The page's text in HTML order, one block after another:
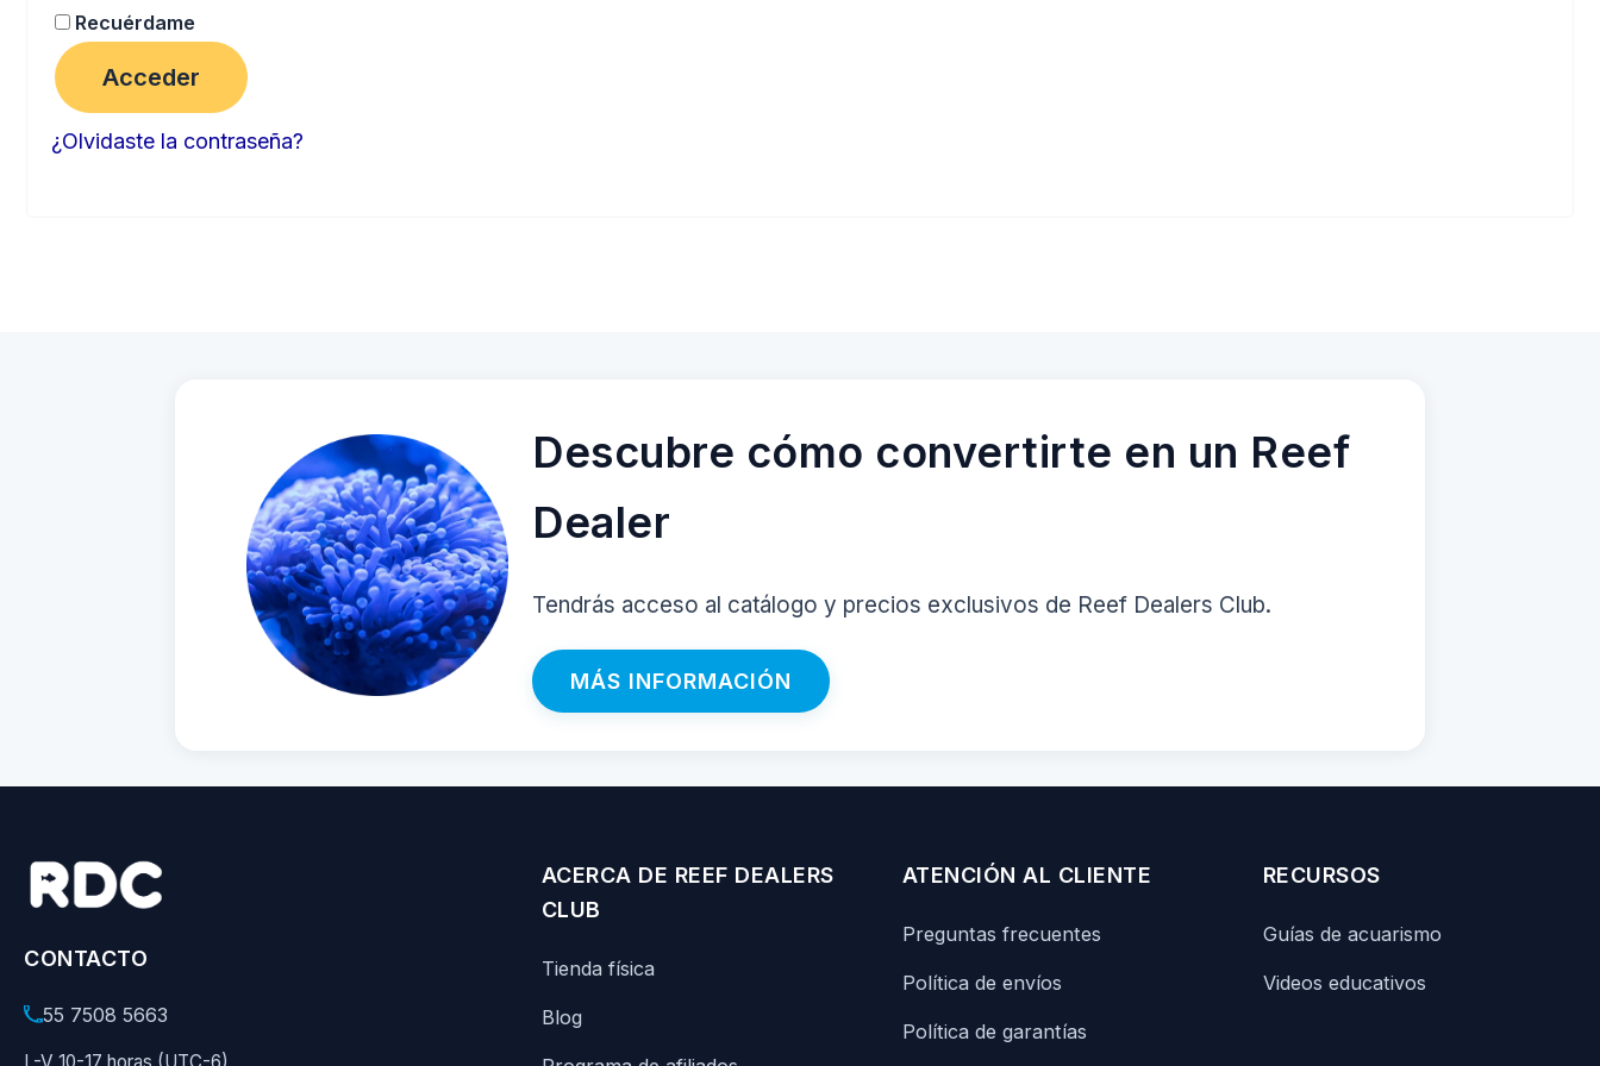
Recuérdame
Acceder
¿Olvidaste la contraseña?
Descubre cómo convertirte en un Reef
Dealer
Tendrás acceso al catálogo y precios exclusivos de Reef Dealers Club.
MÁS INFORMACIÓN
CONTACTO
55 7508 5663
ACERCA DE REEF DEALERS
CLUB
Tienda física
Blog
ATENCIÓN AL CLIENTE
Preguntas frecuentes
Política de envíos
Política de garantías
RECURSOS
Guías de acuarismo
Videos educativos